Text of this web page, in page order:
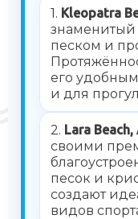
1. Kleopatra
песком и
его
и для
2. Lara
своими
песок и
создают
видов